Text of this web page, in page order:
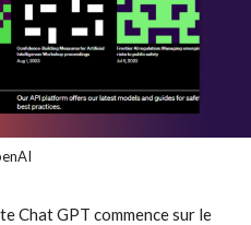
Chat GPT commence sur le